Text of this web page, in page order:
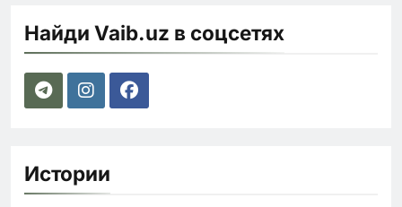
Найди Vaib.uz в соцсетях
Истории